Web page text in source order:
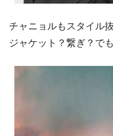
チャニョルもスタイル
ジャケット？繋ぎ？で